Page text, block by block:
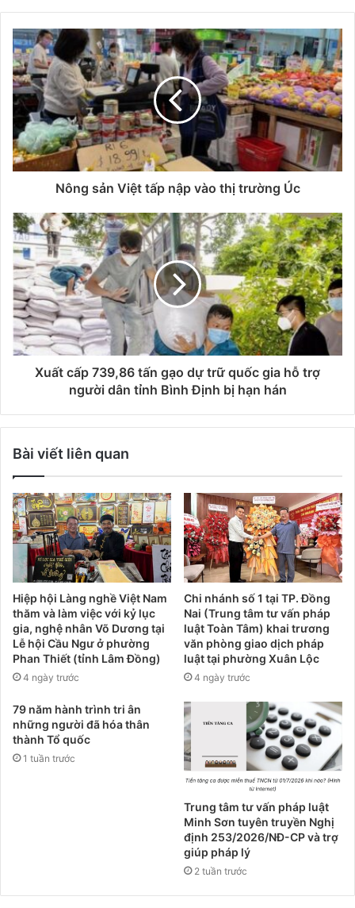
Nông sản Việt tấp nập vào thị trường Úc
Xuất cấp 739,86 tấn gạo dự trữ quốc gia hỗ trợ
người dân tỉnh Bình Định bị hạn hán
Bài viết liên quan
Hiệp hội Làng nghề Việt Nam
thăm và làm việc với kỷ lục
gia, nghệ nhân Võ Dương tại
Lễ hội Cầu Ngư ở phường
Phan Thiết (tỉnh Lâm Đồng)
4 ngày trước
Chi nhánh số 1 tại TP. Đồng
Nai (Trung tâm tư vấn pháp
luật Toàn Tâm) khai trương
văn phòng giao dịch pháp
luật tại phường Xuân Lộc
4 ngày trước
79 năm hành trình tri ân
những người đã hóa thân
thành Tổ quốc
1 tuần trước
Trung tâm tư vấn pháp luật
Minh Sơn tuyên truyền Nghị
định 253/2026/NĐ-CP và trợ
giúp pháp lý
2 tuần trước